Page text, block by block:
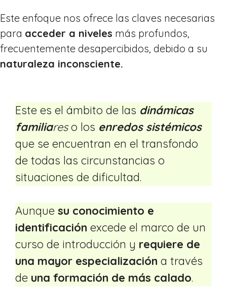
Este enfoque nos ofrece las claves necesarias
para acceder a niveles más profundos,
frecuentemente desapercibidos, debido a su
naturaleza inconsciente.
Este es el ámbito de las dinámicas
familiareso los enredos sistémicos
que se encuentran en el transfondo
de todas las circunstancias o
situaciones de dificultad.
Aunque su conocimiento e
identificación excede el marco de un
curso de introducción y requiere de
una mayor especialización a través
de una formación de más calado.